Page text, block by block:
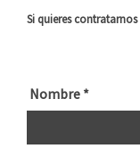
Si quieres
Nombre *